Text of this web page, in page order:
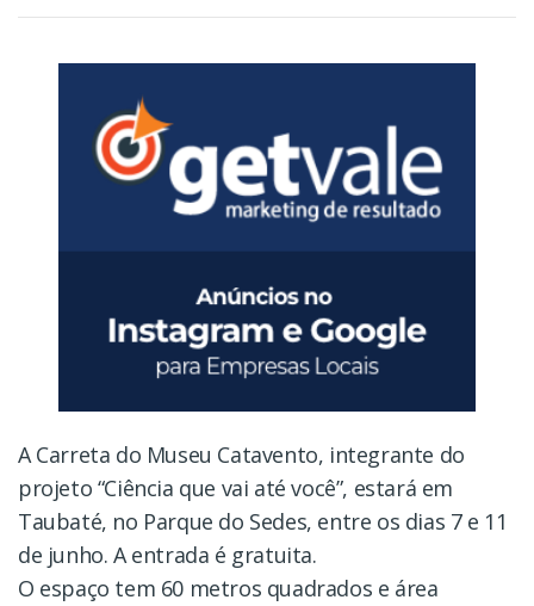
A Carreta do Museu Catavento, integrante do
projeto “Ciência que vai até você”, estará em
Taubaté, no Parque do Sedes, entre os dias 7 e 11
de junho. A entrada é gratuita.
O espaço tem 60 metros quadrados e área